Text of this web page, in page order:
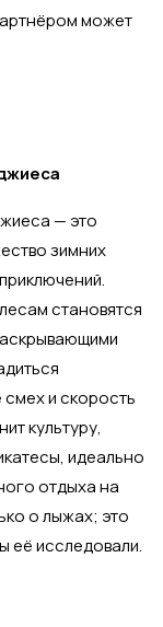
может
— это
зимних
становятся
и скорость
культуру,
идеально
отдыха на
о лыжах; это
её исследовали.